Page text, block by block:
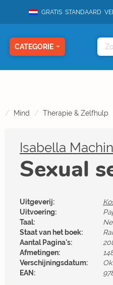
GRATIS STANDAARD
CATEGORIE
Mind Therapie & Zelfhulp
Isabella
Sexual
Uitgeverij:
Uitvoering:
Taal:
Staat van het boek:
Aantal Pagina's:
Afmetingen:
Verschijningsdatum:
EAN: